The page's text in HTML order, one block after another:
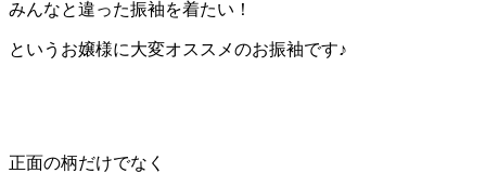
みんなと違った振袖を着たい！
というお嬢様に大変オススメのお振袖です♪
正面の柄だけでなく